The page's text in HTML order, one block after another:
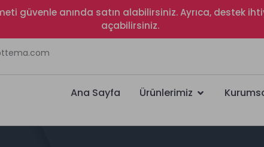
güvenle anında satın alabilirsiniz. Ayrıca, destek
açabilirsiniz.
Ana Sayfa Ürünlerimiz